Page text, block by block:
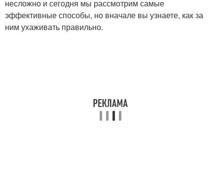
несложно и сегодня мы рассмотрим самые
эффективные способы, но вначале вы узнаете, как за
ним ухаживать правильно.